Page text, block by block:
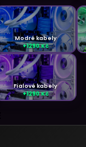
Modré kabely
+1290 Kč
Fialové kabely
+1290 Kč